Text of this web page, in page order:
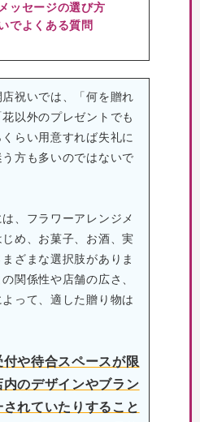
ッセージの選び方
でよくある質問
祝いでは、「何を贈れ
以外のプレゼントでも
らい用意すれば失礼に
方も多いのではないで
、フラワーアレンジメ
め、お菓子、お酒、実
ざまな選択肢がありま
関係性や店舗の広さ、
って、適した贈り物は
や待合スペースが限
のデザインやブラン
されていたりすること